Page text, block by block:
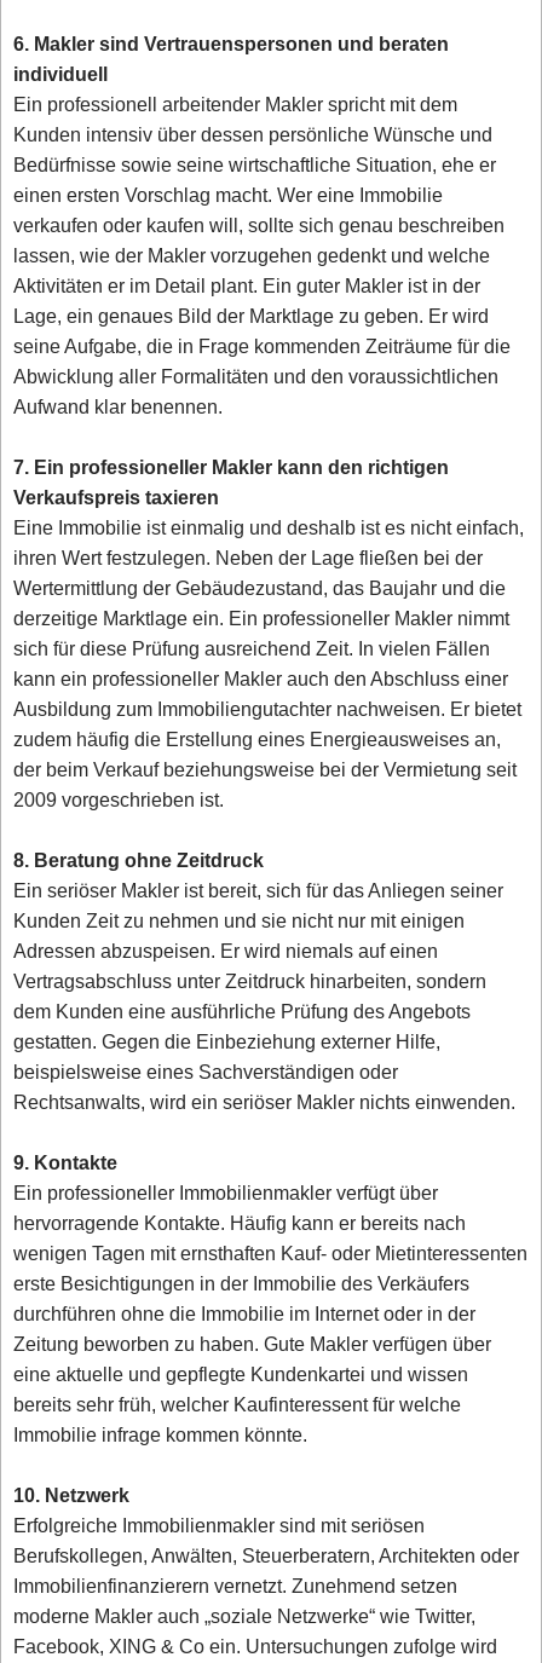
6. Makler sind Vertrauenspersonen und beraten
individuell
Ein professionell arbeitender Makler spricht mit dem
Kunden intensiv über dessen persönliche Wünsche und
Bedürfnisse sowie seine wirtschaftliche Situation, ehe er
einen ersten Vorschlag macht. Wer eine Immobilie
verkaufen oder kaufen will, sollte sich genau beschreiben
lassen, wie der Makler vorzugehen gedenkt und welche
Aktivitäten er im Detail plant. Ein guter Makler ist in der
Lage, ein genaues Bild der Marktlage zu geben. Er wird
seine Aufgabe, die in Frage kommenden Zeiträume für die
Abwicklung aller Formalitäten und den voraussichtlichen
Aufwand klar benennen.
7. Ein professioneller Makler kann den richtigen
Verkaufspreis taxieren
Eine Immobilie ist einmalig und deshalb ist es nicht einfach,
ihren Wert festzulegen. Neben der Lage fließen bei der
Wertermittlung der Gebäudezustand, das Baujahr und die
derzeitige Marktlage ein. Ein professioneller Makler nimmt
sich für diese Prüfung ausreichend Zeit. In vielen Fällen
kann ein professioneller Makler auch den Abschluss einer
Ausbildung zum Immobiliengutachter nachweisen. Er bietet
zudem häufig die Erstellung eines Energieausweises an,
der beim Verkauf beziehungsweise bei der Vermietung seit
2009 vorgeschrieben ist.
8. Beratung ohne Zeitdruck
Ein seriöser Makler ist bereit, sich für das Anliegen seiner
Kunden Zeit zu nehmen und sie nicht nur mit einigen
Adressen abzuspeisen. Er wird niemals auf einen
Vertragsabschluss unter Zeitdruck hinarbeiten, sondern
dem Kunden eine ausführliche Prüfung des Angebots
gestatten. Gegen die Einbeziehung externer Hilfe,
beispielsweise eines Sachverständigen oder
Rechtsanwalts, wird ein seriöser Makler nichts einwenden.
9. Kontakte
Ein professioneller Immobilienmakler verfügt über
hervorragende Kontakte. Häufig kann er bereits nach
wenigen Tagen mit ernsthaften Kauf- oder Mietinteressenten
erste Besichtigungen in der Immobilie des Verkäufers
durchführen ohne die Immobilie im Internet oder in der
Zeitung beworben zu haben. Gute Makler verfügen über
eine aktuelle und gepflegte Kundenkartei und wissen
bereits sehr früh, welcher Kaufinteressent für welche
Immobilie infrage kommen könnte.
10. Netzwerk
Erfolgreiche Immobilienmakler sind mit seriösen
Berufskollegen, Anwälten, Steuerberatern, Architekten oder
Immobilienfinanzierern vernetzt. Zunehmend setzen
moderne Makler auch „soziale Netzwerke“ wie Twitter,
Facebook, XING & Co ein. Untersuchungen zufolge wird